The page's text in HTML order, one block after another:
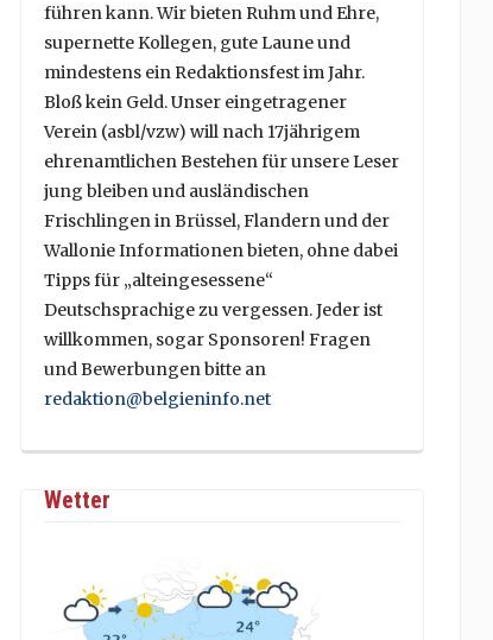
führen kann. Wir bieten Ruhm und Ehre,
supernette Kollegen, gute Laune und
mindestens ein Redaktionsfest im Jahr.
Bloß kein Geld. Unser eingetragener
Verein (asbl/vzw) will nach 17jährigem
ehrenamtlichen Bestehen für unsere Leser
jung bleiben und ausländischen
Frischlingen in Brüssel, Flandern und der
Wallonie Informationen bieten, ohne dabei
Tipps für „alteingesessene“
Deutschsprachige zu vergessen. Jeder ist
willkommen, sogar Sponsoren! Fragen
und Bewerbungen bitte an
redaktion@belgieninfo.net
Wetter